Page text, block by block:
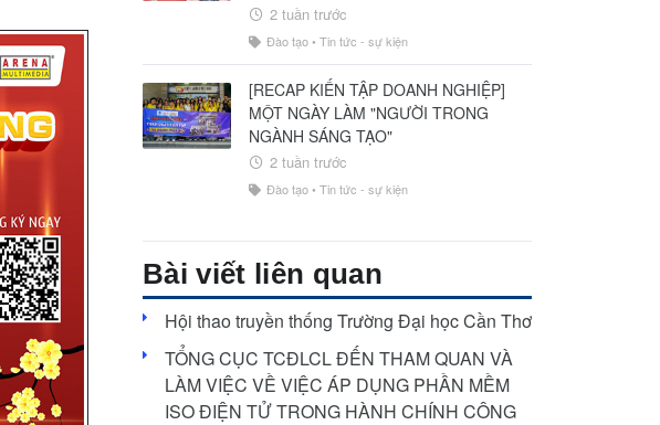
2 tuần trước
Đào tạo• Tin tức - sự kiện
[RECAP KIẾN TẬP DOANH NGHIỆP]
MỘT NGÀY LÀM "NGƯỜI TRONG
NGÀNH SÁNG TẠO"
2 tuần trước
Đào tạo• Tin tức - sự kiện
Bài viết liên quan
Hội thao truyền thống Trường Đại học Cần Thơ
TỔNG CỤC TCĐLCL ĐẾN THAM QUAN VÀ
LÀM VIỆC VỀ VIỆC ÁP DỤNG PHẦN MỀM
ISO ĐIỆN TỬ TRONG HÀNH CHÍNH CÔNG